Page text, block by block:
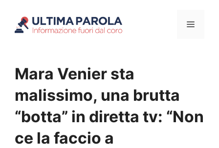
Menu
Mara Venier sta
malissimo, una brutta
“botta” in diretta tv: “Non
ce la faccio a